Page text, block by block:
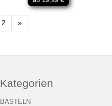
2 »Weiter
Kategorien
BASTELN